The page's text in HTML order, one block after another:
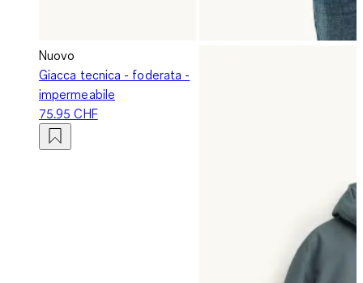
Nuovo
Giacca tecnica - foderata -
impermeabile
75.95 CHF